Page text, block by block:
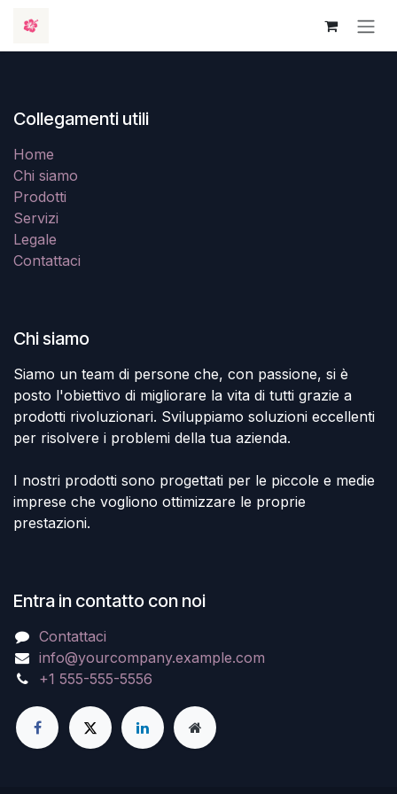
Collegamenti utili
Home
Chi siamo
Prodotti
Servizi
Legale
Contattaci
Chi siamo
Siamo un team di persone che, con passione, si è
posto l'obiettivo di migliorare la vita di tutti grazie a
prodotti rivoluzionari. Sviluppiamo soluzioni eccellenti
per risolvere i problemi della tua azienda.
I nostri prodotti sono progettati per le piccole e medie
imprese che vogliono ottimizzare le proprie
prestazioni.
Entra in contatto con noi
Contattaci
info@yourcompany.example.com
+1 555-555-5556